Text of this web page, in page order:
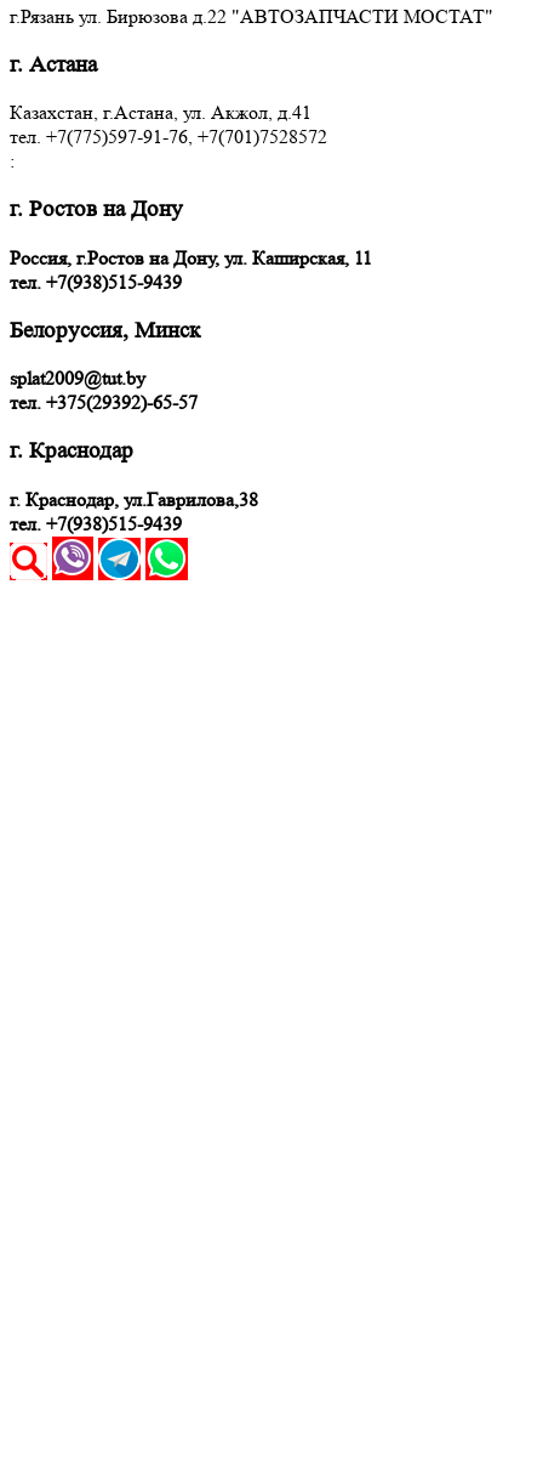
г.Рязань ул. Бирюзова д.22 "АВТОЗАПЧАСТИ МОСТАТ"
г. Астана
Казахстан, г.Астана, ул. Акжол, д.41
тел. +7(775)597-91-76, +7(701)7528572
:
г. Ростов на Дону
Россия, г.Ростов на Дону, ул. Каширская, 11
тел. +7(938)515-9439
Белоруссия, Минск
splat2009@tut.by
тел. +375(29392)-65-57
г. Краснодар
г. Краснодар, ул.Гаврилова,38
тел. +7(938)515-9439